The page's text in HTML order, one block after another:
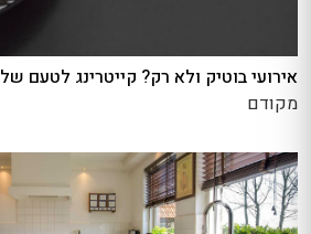
אירועי בוטיק ולא רק? קייטרינג לטעם
מקודם